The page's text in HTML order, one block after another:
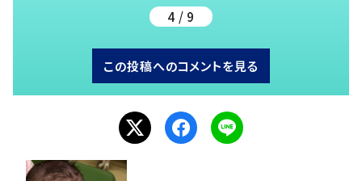
4 / 9
この投稿へのコメントを見る